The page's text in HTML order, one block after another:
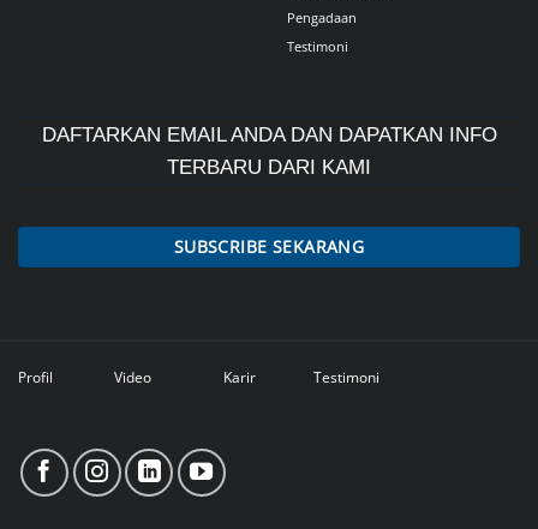
Pengadaan
Testimoni
DAFTARKAN EMAIL ANDA DAN DAPATKAN INFO
TERBARU DARI KAMI
SUBSCRIBE SEKARANG
Profil Video Karir Testimoni